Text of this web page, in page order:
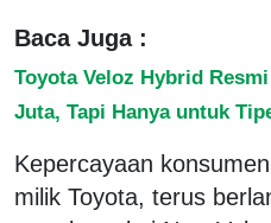
Baca Juga :
Toyota Veloz Hybrid
Juta, Tapi Hanya untuk
Kepercayaan
milik Toyota, terus